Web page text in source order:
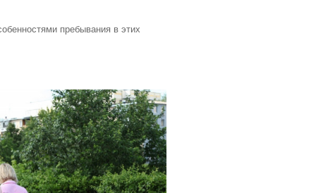
пребывания в этих